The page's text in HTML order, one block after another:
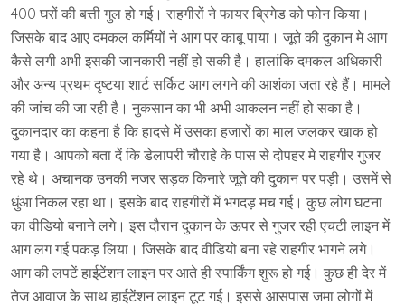
400 घरों की बत्ती गुल हो गई। राहगीरों ने फायर ब्रिगेड को फोन किया।
जिसके बाद आए दमकल कर्मियों ने आग पर काबू पाया। जूते की दुकान मे आग
कैसे लगी अभी इसकी जानकारी नहीं हो सकी है। हालांकि दमकल अधिकारी
और अन्य प्रथम दृष्टया शार्ट सर्किट आग लगने की आशंका जता रहे हैं। मामले
की जांच की जा रही है। नुकसान का भी अभी आकलन नहीं हो सका है।
दुकानदार का कहना है कि हादसे में उसका हजारों का माल जलकर खाक हो
गया है। आपको बता दें कि डेलापरी चौराहे के पास से दोपहर मे राहगीर गुजर
रहे थे। अचानक उनकी नजर सड़क किनारे जूते की दुकान पर पड़ी। उसमें से
धुंआ निकल रहा था। इसके बाद राहगीरों में भगदड़ मच गई। कुछ लोग घटना
का वीडियो बनाने लगे। इस दौरान दुकान के ऊपर से गुजर रही एचटी लाइन में
आग लग गई पकड़ लिया। जिसके बाद वीडियो बना रहे राहगीर भागने लगे।
आग की लपटें हाईटेंशन लाइन पर आते ही स्पार्किंग शुरू हो गई। कुछ ही देर में
तेज आवाज के साथ हाईटेंशन लाइन टूट गई। इससे आसपास जमा लोगों में